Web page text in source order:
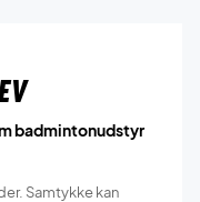
badmintonudstyr
Samtykke kan